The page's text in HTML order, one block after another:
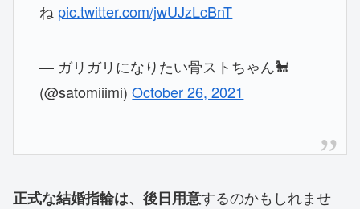
ね pic.twitter.com/jwUJzLcBnT
— ガリガリになりたい骨ストちゃん🐩
(@satomiiimi)October 26, 2021
正式な結婚指輪は、後日用意するのかもしれませ